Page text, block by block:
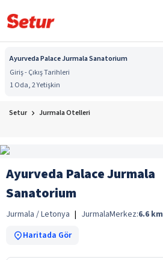
Ayurveda Palace Jurmala Sanatorium
Giriş - Çıkış Tarihleri
1 Oda, 2 Yetişkin
Setur Jurmala Otelleri
Ayurveda Palace Jurmala
Sanatorium
Jurmala / Letonya | JurmalaMerkez:6.6 km
Haritada Gör